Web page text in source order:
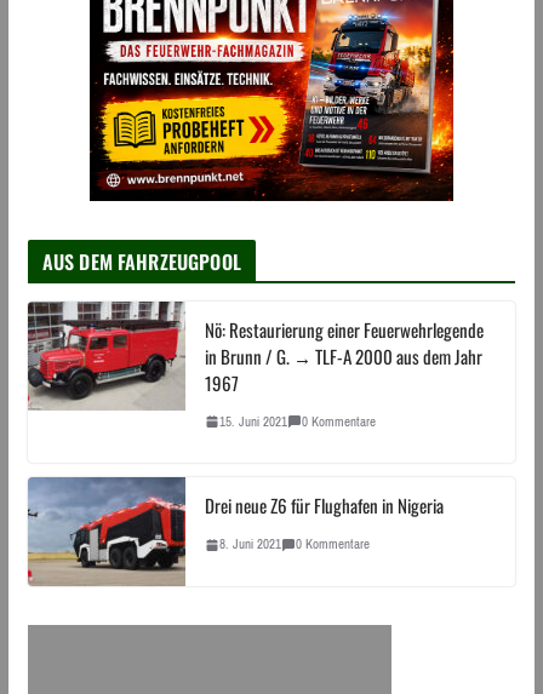
AUS DEM FAHRZEUGPOOL
Nö: Restaurierung einer Feuerwehrlegende
in Brunn / G. → TLF-A 2000 aus dem Jahr
1967
15. Juni 2021 0 Kommentare
Drei neue Z6 für Flughafen in Nigeria
8. Juni 2021 0 Kommentare